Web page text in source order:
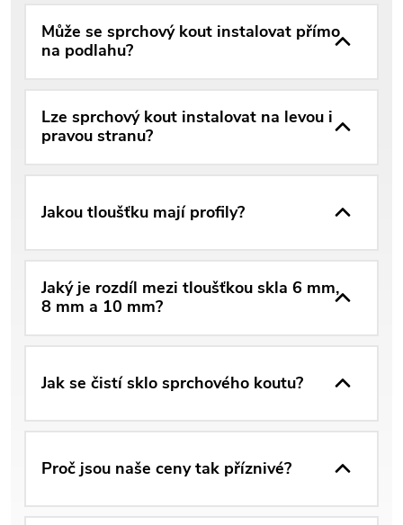
Může se sprchový kout instalovat přímo
na podlahu?
Lze sprchový kout instalovat na levou i
pravou stranu?
Jakou tloušťku mají profily?
Jaký je rozdíl mezi tloušťkou skla 6 mm,
8 mm a 10 mm?
Jak se čistí sklo sprchového koutu?
Proč jsou naše ceny tak příznivé?